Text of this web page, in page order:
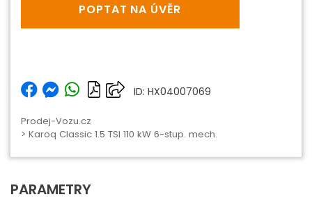
POPTAT NA ÚVĚR
ID: HX04007069
Prodej-Vozu.cz
> Karoq Classic 1.5 TSI 110 kW 6-stup. mech.
PARAMETRY